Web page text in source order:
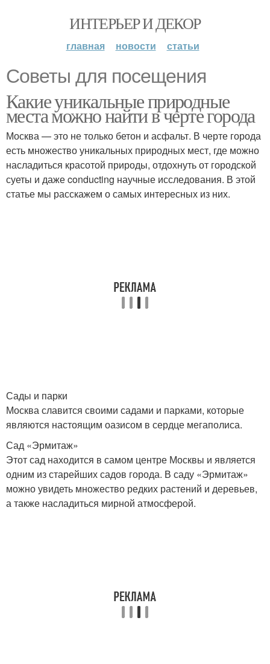
ИНТЕРЬЕР И ДЕКОР
главная новости статьи
Советы для посещения
Какие уникальные природные
места можно найти в черте города
Москва — это не только бетон и асфальт. В черте города
есть множество уникальных природных мест, где можно
насладиться красотой природы, отдохнуть от городской
суеты и даже conducting научные исследования. В этой
статье мы расскажем о самых интересных из них.
Сады и парки
Москва славится своими садами и парками, которые
являются настоящим оазисом в сердце мегаполиса.
Сад «Эрмитаж»
Этот сад находится в самом центре Москвы и является
одним из старейших садов города. В саду «Эрмитаж»
можно увидеть множество редких растений и деревьев,
а также насладиться мирной атмосферой.